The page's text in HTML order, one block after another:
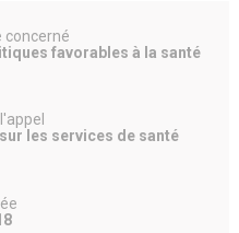
concerné
favorables à la santé
les services de santé